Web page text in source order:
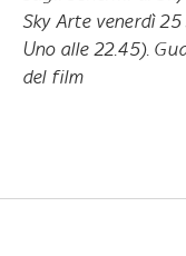
Sky Arte venerdì
Uno alle 22.45).
del film